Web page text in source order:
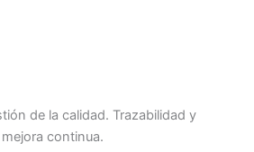
de la calidad. Trazabilidad y
mejora continua.